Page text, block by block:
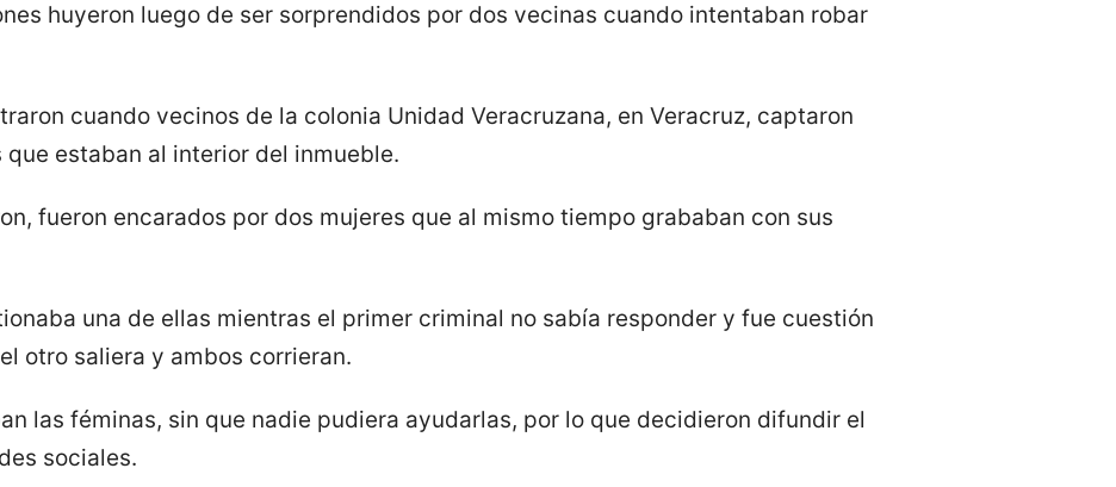
huyeron luego de ser sorprendidos por dos vecinas cuando intentaban robar
cuando vecinos de la colonia Unidad Veracruzana, en Veracruz, captaron
que estaban al interior del inmueble.
fueron encarados por dos mujeres que al mismo tiempo grababan con sus
una de ellas mientras el primer criminal no sabía responder y fue cuestión
otro saliera y ambos corrieran.
las féminas, sin que nadie pudiera ayudarlas, por lo que decidieron difundir el
sociales.